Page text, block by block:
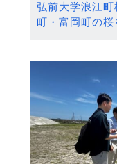
弘前大学浪江
町・富岡町の桜